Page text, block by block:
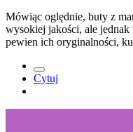
Mówiąc oględnie, buty z
wysokiej jakości, ale jednak
pewien ich oryginalności,
Cytuj